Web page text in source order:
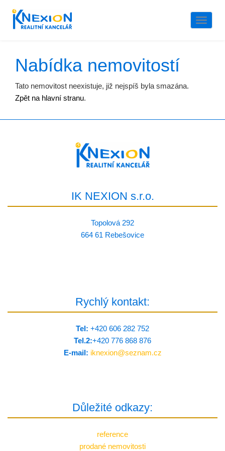
Nabídka nemovitostí
Tato nemovitost neexistuje, již nejspíš byla smazána.
Zpět na hlavní stranu.
IK NEXION s.r.o.
Topolová 292
664 61 Rebešovice
Rychlý kontakt:
Tel: +420 606 282 752
Tel.2:+420 776 8­68 876
E-mail: iknexion@seznam.cz
Důležité odkazy:
reference
prodané nemovitosti